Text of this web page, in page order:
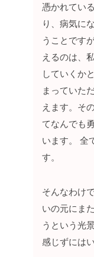
憑かれてい
り、病気に
うことです
えるのは、
していくか
まっていた
えます。そ
てなんでも
います。
全
す。
そんなわけ
いの元にま
うという光
感じずには